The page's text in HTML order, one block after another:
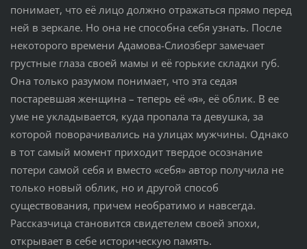
понимает, что её лицо должно отражаться прямо перед
ней в зеркале. Но она не способна себя узнать. После
некоторого времени Адамова-Слиозберг замечает
грустные глаза своей мамы и её горькие складки губ.
Она только разумом понимает, что эта седая
постаревшая женщина – теперь её «я», её облик. В ее
уме не укладывается, куда пропала та девушка, за
которой поворачивались на улицах мужчины. Однако
в тот самый момент приходит твердое осознание
потери самой себя и вместо «себя» автор получила не
только новый облик, но и другой способ
существования, причем необратимо и навсегда.
Рассказчица становится свидетелем своей эпохи,
открывает в себе историческую память.